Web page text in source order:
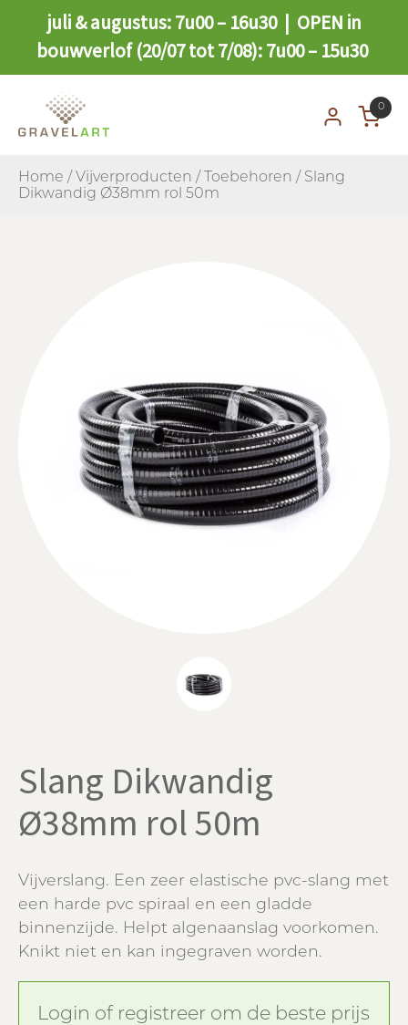
juli & augustus: 7u00 – 16u30 | OPEN in
bouwverlof (20/07 tot 7/08): 7u00 – 15u30
0
Home / Vijverproducten / Toebehoren / Slang
Dikwandig Ø38mm rol 50m
Slang Dikwandig
Ø38mm rol 50m
Vijverslang. Een zeer elastische pvc-slang met
een harde pvc spiraal en een gladde
binnenzijde. Helpt algenaanslag voorkomen.
Knikt niet en kan ingegraven worden.
Login of registreer om de beste prijs